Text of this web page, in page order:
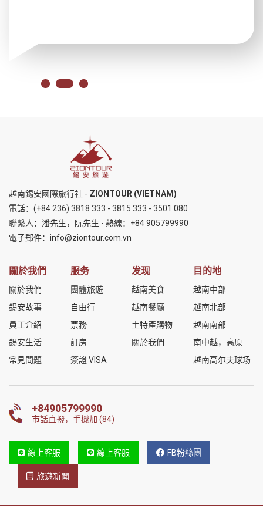
越南錫安國際旅行社 - ZIONTOUR (VIETNAM)
電話： (+84 236) 3818 333 - 3815 333 - 3501 080
聯繫人：潘先生，阮先生 - 熱線： +84 905799990
電子郵件： info@ziontour.com.vn
關於我們
關於我們
錫安故事
員工介紹
錫安生活
常見問題
服务
團體旅遊
自由行
票務
訂房
簽證 VISA
发现
越南美食
越南餐廳
土特產購物
關於我們
目的地
越南中部
越南北部
越南南部
南中越，高原
越南高尔夫球场
+84905799990
市話直撥，手機加 (84)
線上客服 線上客服 FB粉絲團
旅遊新聞